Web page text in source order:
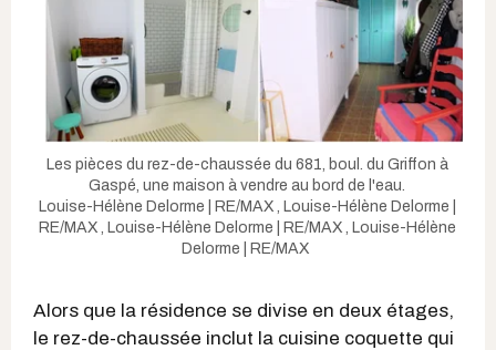
Les pièces du rez-de-chaussée du 681, boul. du Griffon à
Gaspé, une maison à vendre au bord de l'eau.
Louise-Hélène Delorme | RE/MAX
Louise-Hélène Delorme |
RE/MAX
Louise-Hélène Delorme | RE/MAX
Louise-Hélène
Delorme | RE/MAX
Alors que la résidence se divise en deux étages,
le rez-de-chaussée inclut la cuisine coquette qui